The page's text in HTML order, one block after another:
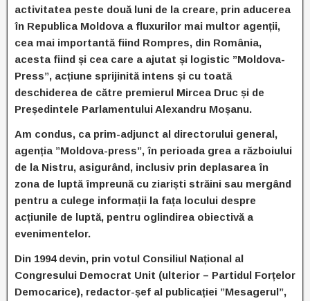
activitatea peste două luni de la creare, prin aducerea
în Republica Moldova a fluxurilor mai multor agenții,
cea mai importantă fiind Rompres, din România,
acesta fiind și cea care a ajutat și logistic ”Moldova-
Press”, acțiune sprijinită intens și cu toată
deschiderea de către premierul Mircea Druc și de
Președintele Parlamentului Alexandru Moșanu.
Am condus, ca prim-adjunct al directorului general,
agenția ”Moldova-press”, în perioada grea a războiului
de la Nistru, asigurând, inclusiv prin deplasarea în
zona de luptă împreună cu ziariști străini sau mergând
pentru a culege informații la fața locului despre
acțiunile de luptă, pentru oglindirea obiectivă a
evenimentelor.
Din 1994 devin, prin votul Consiliul Național al
Congresului Democrat Unit (ulterior – Partidul Forțelor
Democarice), redactor-șef al publicației ”Mesagerul”,